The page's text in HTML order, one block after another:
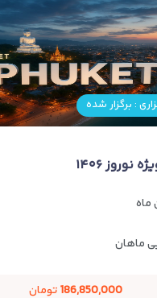
: برگزار شده
۱۴۰۶
ماه
ماهان
186,850,000تومان